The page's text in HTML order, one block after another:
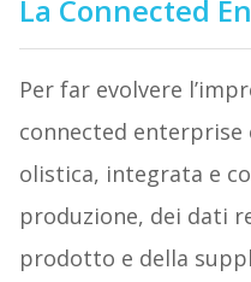
La Connected
Per far evolvere
connected enterprise
olistica, integrata e
produzione, dei dati
prodotto e della